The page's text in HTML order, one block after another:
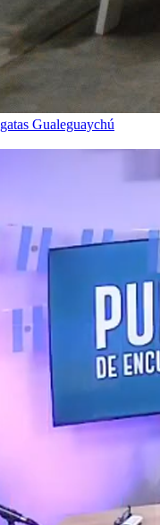
Gualeguaychú